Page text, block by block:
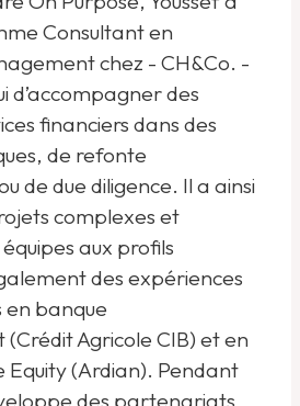
Consultant en
chez - CH&Co. -
d’accompagner des
financiers dans des
de refonte
de due diligence. Il a ainsi
complexes et
aux profils
des expériences
en banque
(Crédit Agricole CIB) et en
Equity (Ardian). Pendant
des partenariats